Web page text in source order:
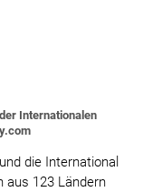
Internationalen
die International
aus 123 Ländern